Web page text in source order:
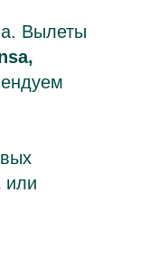
Вылеты
или